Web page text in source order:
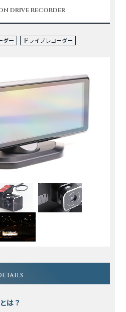
DRIVE RECORDER
ダー ドライブレコーダー
は？